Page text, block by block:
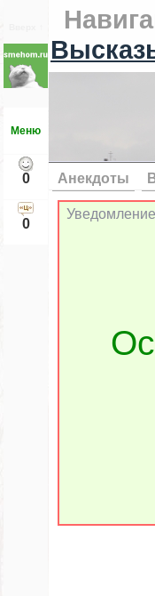
Меню
0
0
Анекдоты
Уведомление